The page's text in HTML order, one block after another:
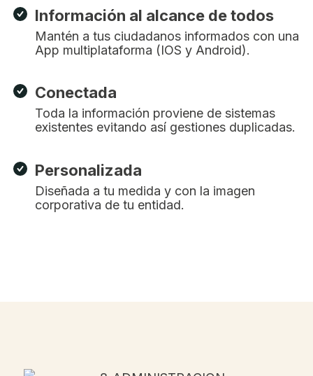
Información al alcance de todos
Mantén a tus ciudadanos informados con una
App multiplataforma (IOS y Android).
Conectada
Toda la información proviene de sistemas
existentes evitando así gestiones duplicadas.
Personalizada
Diseñada a tu medida y con la imagen
corporativa de tu entidad.